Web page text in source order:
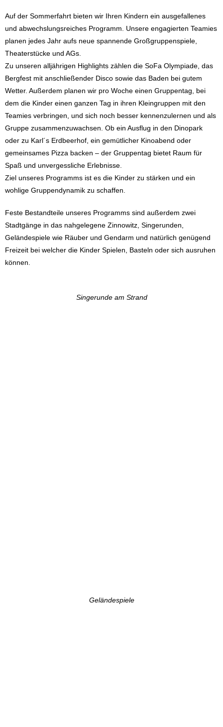
Auf der Sommerfahrt bieten wir Ihren Kindern ein ausgefallenes
und abwechslungsreiches Programm. Unsere engagierten Teamies
planen jedes Jahr aufs neue spannende Großgruppenspiele,
Theaterstücke und AGs.
Zu unseren alljährigen Highlights zählen die SoFa Olympiade, das
Bergfest mit anschließender Disco sowie das Baden bei gutem
Wetter. Außerdem planen wir pro Woche einen Gruppentag, bei
dem die Kinder einen ganzen Tag in ihren Kleingruppen mit den
Teamies verbringen, und sich noch besser kennenzulernen und als
Gruppe zusammenzuwachsen. Ob ein Ausflug in den Dinopark
oder zu Karl´s Erdbeerhof, ein gemütlicher Kinoabend oder
gemeinsames Pizza backen – der Gruppentag bietet Raum für
Spaß und unvergessliche Erlebnisse.
Ziel unseres Programms ist es die Kinder zu stärken und ein
wohlige Gruppendynamik zu schaffen.
Feste Bestandteile unseres Programms sind außerdem zwei
Stadtgänge in das nahgelegene Zinnowitz, Singerunden,
Geländespiele wie Räuber und Gendarm und natürlich genügend
Freizeit bei welcher die Kinder Spielen, Basteln oder sich ausruhen
können.
Singerunde am Strand
Geländespiele